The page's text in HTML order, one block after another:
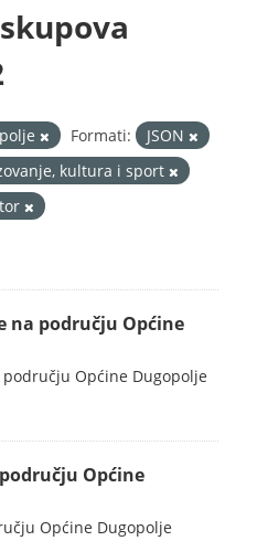
Formati:
JSON
kultura i sport
na području Općine
Općine Dugopolje
Općine
Općine Dugopolje